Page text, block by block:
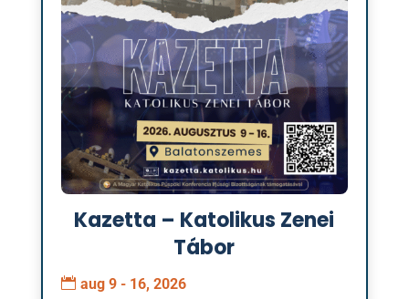
Kazetta – Katolikus Zenei
Tábor
aug 9 - 16, 2026